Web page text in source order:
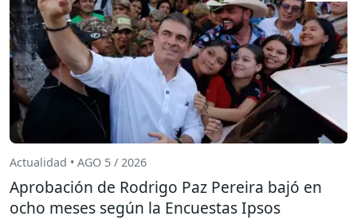
Actualidad • AGO 5 / 2026
Aprobación de Rodrigo Paz Pereira bajó en
ocho meses según la Encuestas Ipsos